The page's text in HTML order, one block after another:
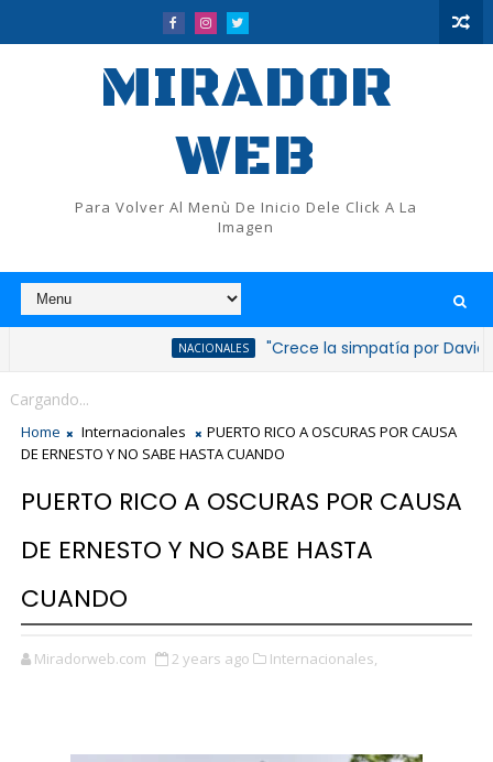
MIRADOR
WEB
Para Volver Al Menù De Inicio Dele Click A La
Imagen
NACIONALES "Crece la simpatía por David
Cargando...
Home Internacionales
PUERTO RICO A OSCURAS POR CAUSA
DE ERNESTO Y NO SABE HASTA CUANDO
PUERTO RICO A OSCURAS POR CAUSA
DE ERNESTO Y NO SABE HASTA
CUANDO
Miradorweb.com 2 years ago Internacionales,